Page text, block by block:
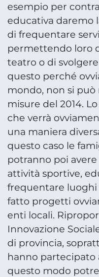
esempio per
educativa daremo
di frequentare
permettendo loro
teatro o di
questo perché
mondo, non si può
misure del 2014.
che verrà
una maniera
questo caso le
potranno poi
attività sportive,
frequentare luoghi
fatto progetti
enti locali.
Innovazione
di provincia,
hanno partecipato
questo modo